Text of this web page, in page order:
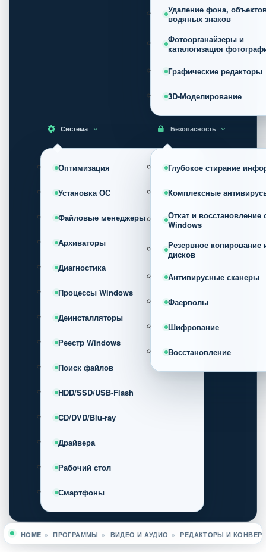
Удаление фона,
водяных знаков
Фотоорганайзеры и
каталогизация
Графические редакторы
3D-Моделирование
Система
Оптимизация
Установка ОС
Файловые менеджеры
Архиваторы
Диагностика
Процессы Windows
Деинсталляторы
Реестр Windows
Поиск файлов
HDD/SSD/USB-Flash
CD/DVD/Blu-ray
Драйвера
Рабочий стол
Смартфоны
Безопасность
Глубокое стирание
Комплексные
Откат и восстановление
Windows
Резервное копирование
дисков
Антивирусные сканеры
Фаерволы
Шифрование
Восстановление
Вы здесь
HOME » ПРОГРАММЫ » ВИДЕО И АУДИО » РЕДАКТОРЫ И